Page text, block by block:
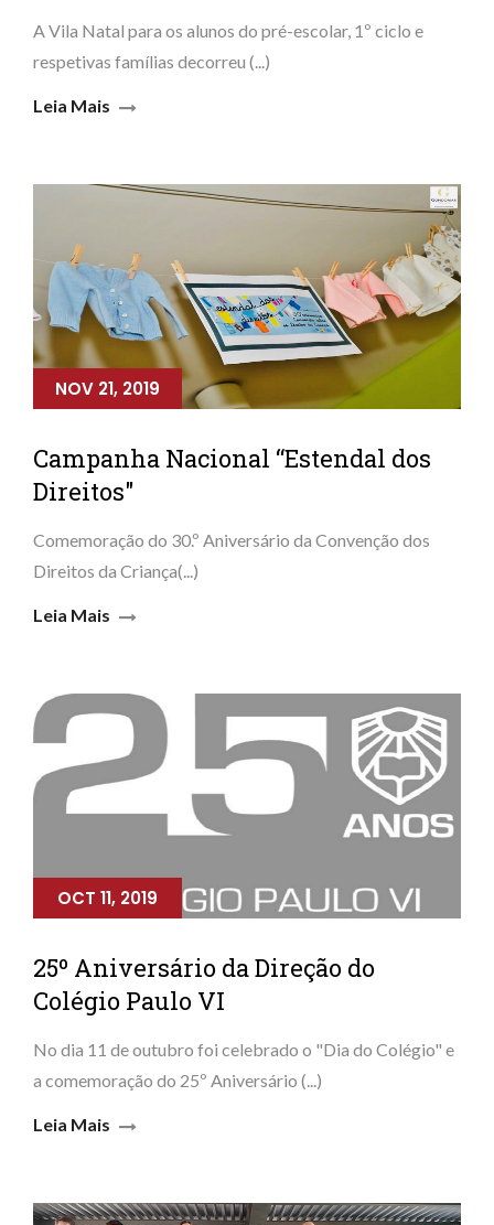
A Vila Natal para os alunos do pré-escolar, 1º ciclo e
respetivas famílias decorreu (...)
Leia Mais
NOV 21, 2019
Campanha Nacional “Estendal dos
Direitos"
Comemoração do 30.º Aniversário da Convenção dos
Direitos da Criança(...)
Leia Mais
OCT 11, 2019
25º Aniversário da Direção do
Colégio Paulo VI
No dia 11 de outubro foi celebrado o "Dia do Colégio" e
a comemoração do 25º Aniversário (...)
Leia Mais